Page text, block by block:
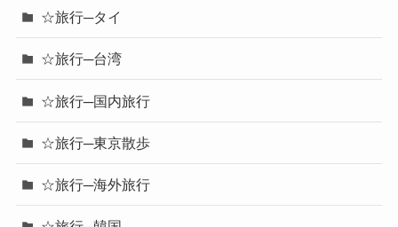
☆旅行─タイ
☆旅行─台湾
☆旅行─国内旅行
☆旅行─東京散歩
☆旅行─海外旅行